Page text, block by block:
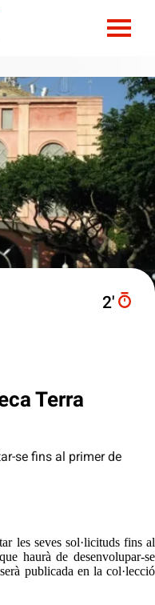
2′
Terra
se fins al primer de
les seves sol·licituds fins al
haurà de desenvolupar-se
publicada en la col·lecció